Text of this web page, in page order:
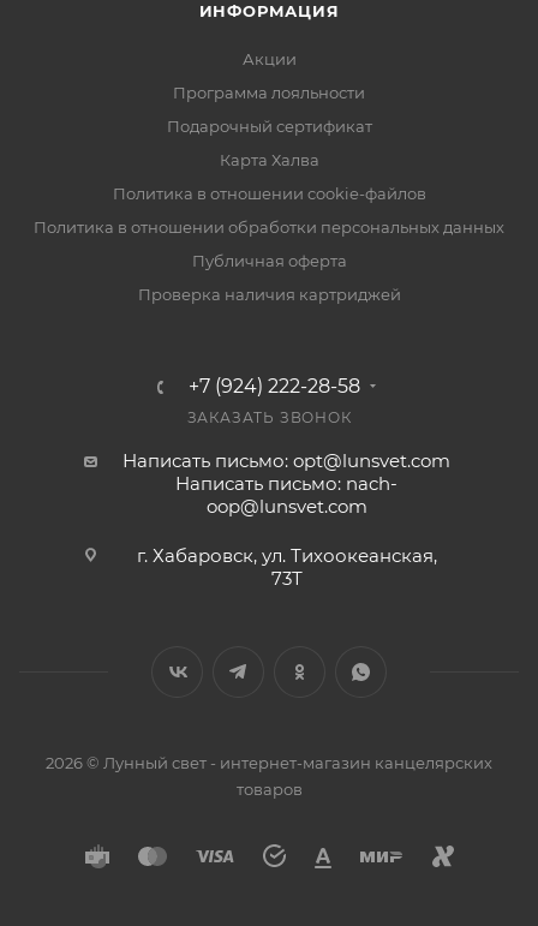
ИНФОРМАЦИЯ
Акции
Программа лояльности
Подарочный сертификат
Карта Халва
Политика в отношении cookie-файлов
Политика в отношении обработки персональных данных
Публичная оферта
Проверка наличия картриджей
+7 (924) 222-28-58
ЗАКАЗАТЬ ЗВОНОК
Написать письмо: opt@lunsvet.com
Написать письмо: nach-
oop@lunsvet.com
г. Хабаровск, ул. Тихоокеанская,
73Т
2026 © Лунный свет - интернет-магазин канцелярских
товаров